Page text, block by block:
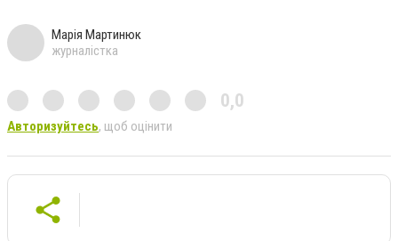
Марія Мартинюк
журналістка
0,0
Авторизуйтесь, щоб оцінити